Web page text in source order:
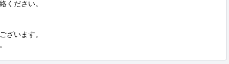
ください。
ざいます。